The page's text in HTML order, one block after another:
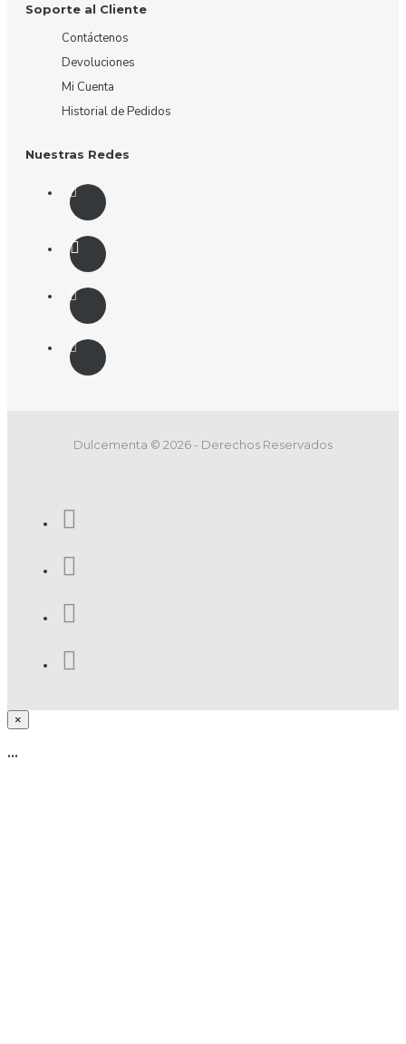
Soporte al Cliente
Contáctenos
Devoluciones
Mi Cuenta
Historial de Pedidos
Nuestras Redes
Dulcementa © 2026 - Derechos Reservados
×
...